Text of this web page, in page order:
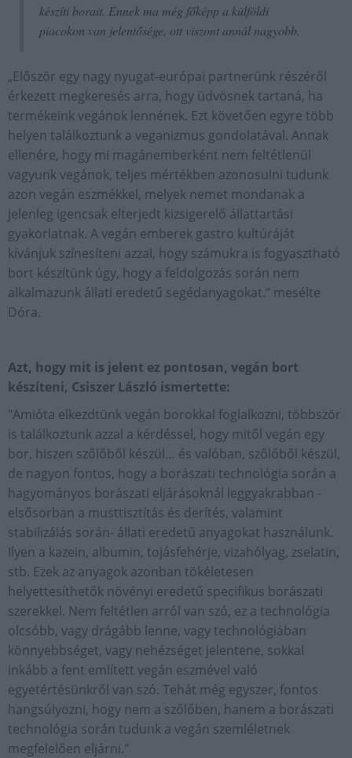
készíti borait. Ennek ma még főképp a külföldi
piacokon van jelentősége, ott viszont annál nagyobb.
„Először egy nagy nyugat-európai partnerünk részéről
érkezett megkeresés arra, hogy üdvösnek tartaná, ha
termékeink vegánok lennének. Ezt követően egyre több
helyen találkoztunk a veganizmus gondolatával. Annak
ellenére, hogy mi magánemberként nem feltétlenül
vagyunk vegánok, teljes mértékben azonosulni tudunk
azon vegán eszmékkel, melyek nemet mondanak a
jelenleg igencsak elterjedt kizsigerelő állattartási
gyakorlatnak. A vegán emberek gastro kultúráját
kívánjuk színesíteni azzal, hogy számukra is fogyasztható
bort készítünk úgy, hogy a feldolgozás során nem
alkalmazunk állati eredetű segédanyagokat.” mesélte
Dóra.
Azt, hogy mit is jelent ez pontosan, vegán bort
készíteni, Csiszer László ismertette:
"Amióta elkezdtünk vegán borokkal foglalkozni, többször
is találkoztunk azzal a kérdéssel, hogy mitől vegán egy
bor, hiszen szőlőből készül… és valóban, szőlőből készül,
de nagyon fontos, hogy a borászati technológia során a
hagyományos borászati eljárásoknál leggyakrabban -
elsősorban a musttisztítás és derítés, valamint
stabilizálás során- állati eredetű anyagokat használunk.
Ilyen a kazein, albumin, tojásfehérje, vizahólyag, zselatin,
stb. Ezek az anyagok azonban tökéletesen
helyettesíthetők növényi eredetű specifikus borászati
szerekkel. Nem feltétlen arról van szó, ez a technológia
olcsóbb, vagy drágább lenne, vagy technológiában
könnyebbséget, vagy nehézséget jelentene, sokkal
inkább a fent említett vegán eszmével való
egyetértésünkről van szó. Tehát még egyszer, fontos
hangsúlyozni, hogy nem a szőlőben, hanem a borászati
technológia során tudunk a vegán szemléletnek
megfelelően eljárni."